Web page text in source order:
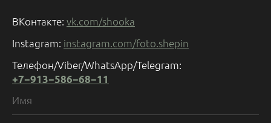
ВКонтакте: vk.com/shooka
Instagram: instagram.com/foto.shepin
Телефон/Viber/WhatsАpp/Telegram:
+7−913−586−68−11